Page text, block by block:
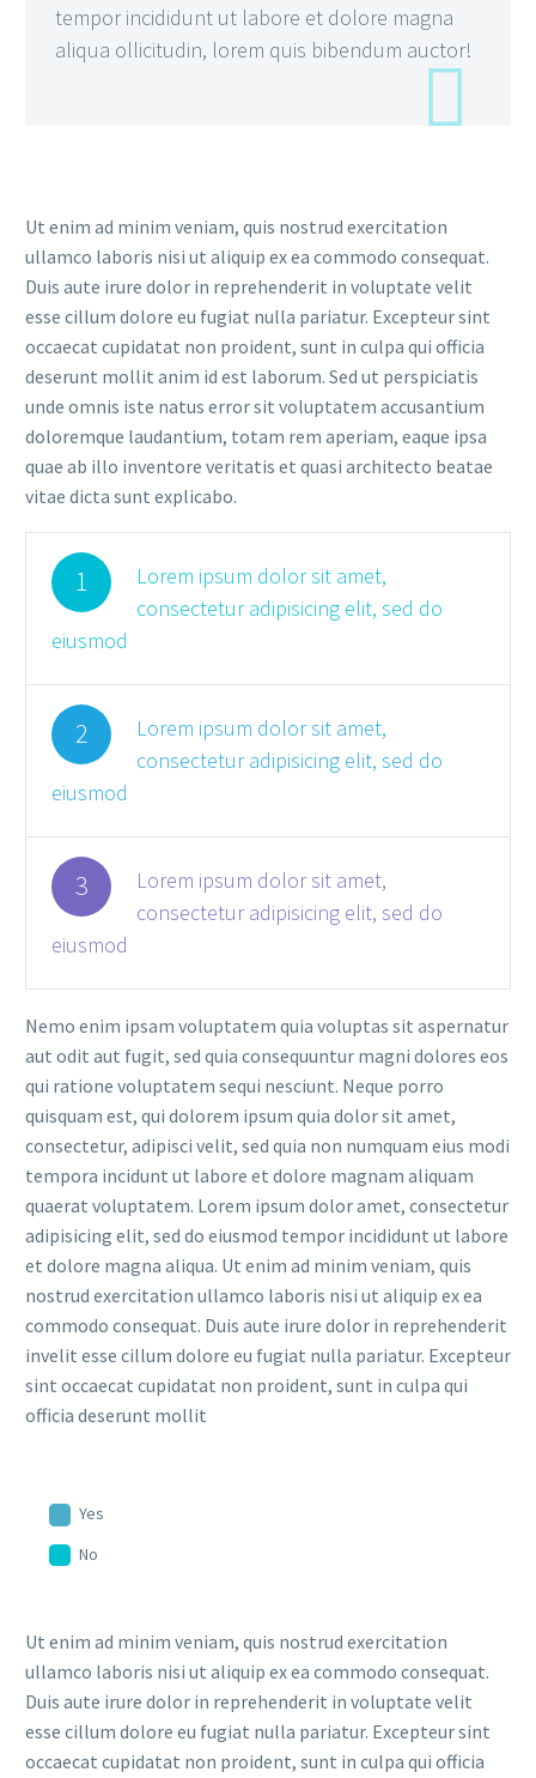
tempor incididunt ut labore et dolore magna
aliqua ollicitudin, lorem quis bibendum auctor!
Ut enim ad minim veniam, quis nostrud exercitation
ullamco laboris nisi ut aliquip ex ea commodo consequat.
Duis aute irure dolor in reprehenderit in voluptate velit
esse cillum dolore eu fugiat nulla pariatur. Excepteur sint
occaecat cupidatat non proident, sunt in culpa qui officia
deserunt mollit anim id est laborum. Sed ut perspiciatis
unde omnis iste natus error sit voluptatem accusantium
doloremque laudantium, totam rem aperiam, eaque ipsa
quae ab illo inventore veritatis et quasi architecto beatae
vitae dicta sunt explicabo.
1
Lorem ipsum dolor sit amet,
consectetur adipisicing elit, sed do
eiusmod
2
Lorem ipsum dolor sit amet,
consectetur adipisicing elit, sed do
eiusmod
3
Lorem ipsum dolor sit amet,
consectetur adipisicing elit, sed do
eiusmod
Nemo enim ipsam voluptatem quia voluptas sit aspernatur
aut odit aut fugit, sed quia consequuntur magni dolores eos
qui ratione voluptatem sequi nesciunt. Neque porro
quisquam est, qui dolorem ipsum quia dolor sit amet,
consectetur, adipisci velit, sed quia non numquam eius modi
tempora incidunt ut labore et dolore magnam aliquam
quaerat voluptatem. Lorem ipsum dolor amet, consectetur
adipisicing elit, sed do eiusmod tempor incididunt ut labore
et dolore magna aliqua. Ut enim ad minim veniam, quis
nostrud exercitation ullamco laboris nisi ut aliquip ex ea
commodo consequat. Duis aute irure dolor in reprehenderit
invelit esse cillum dolore eu fugiat nulla pariatur. Excepteur
sint occaecat cupidatat non proident, sunt in culpa qui
officia deserunt mollit
Yes
No
Ut enim ad minim veniam, quis nostrud exercitation
ullamco laboris nisi ut aliquip ex ea commodo consequat.
Duis aute irure dolor in reprehenderit in voluptate velit
esse cillum dolore eu fugiat nulla pariatur. Excepteur sint
occaecat cupidatat non proident, sunt in culpa qui officia